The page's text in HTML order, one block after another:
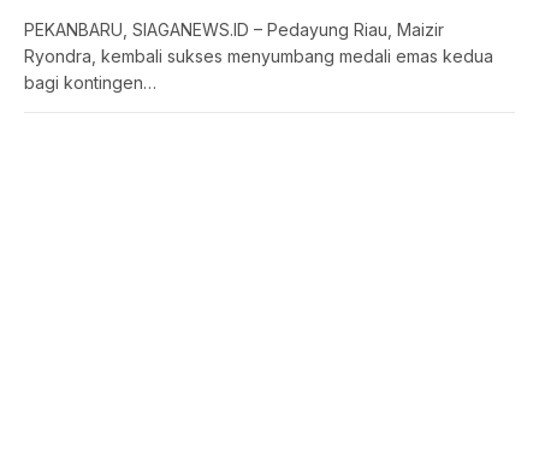
PEKANBARU, SIAGANEWS.ID – Pedayung Riau, Maizir
Ryondra, kembali sukses menyumbang medali emas kedua
bagi kontingen…